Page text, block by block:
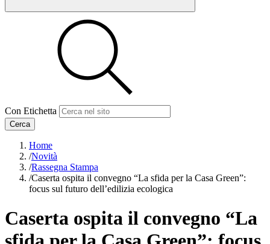
Con Etichetta
Cerca
Home
/Novità
/Rassegna Stampa
/Caserta ospita il convegno “La sfida per la Casa Green”:
focus sul futuro dell’edilizia ecologica
Caserta ospita il convegno “La